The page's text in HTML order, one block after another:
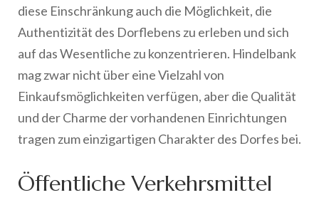
diese Einschränkung auch die Möglichkeit, die
Authentizität des Dorflebens zu erleben und sich
auf das Wesentliche zu konzentrieren. Hindelbank
mag zwar nicht über eine Vielzahl von
Einkaufsmöglichkeiten verfügen, aber die Qualität
und der Charme der vorhandenen Einrichtungen
tragen zum einzigartigen Charakter des Dorfes bei.
Öffentliche Verkehrsmittel